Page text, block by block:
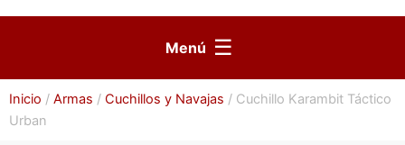
Menú ☰
Inicio / Armas / Cuchillos y Navajas / Cuchillo Karambit Táctico
Urban